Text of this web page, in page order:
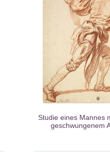
Studie eines Mannes
geschwungenem